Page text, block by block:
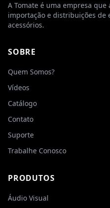
A Tomate é uma empresa
importação e distribuições de
acessórios.
SOBRE
Quem Somos?
Vídeos
Catálogo
Contato
Suporte
Trabalhe Conosco
PRODUTOS
Áudio Visual